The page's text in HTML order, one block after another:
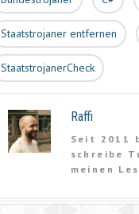
Staatstrojaner entfernen
StaatstrojanerCheck
Raffi
Seit 2011
schreibe
meinen